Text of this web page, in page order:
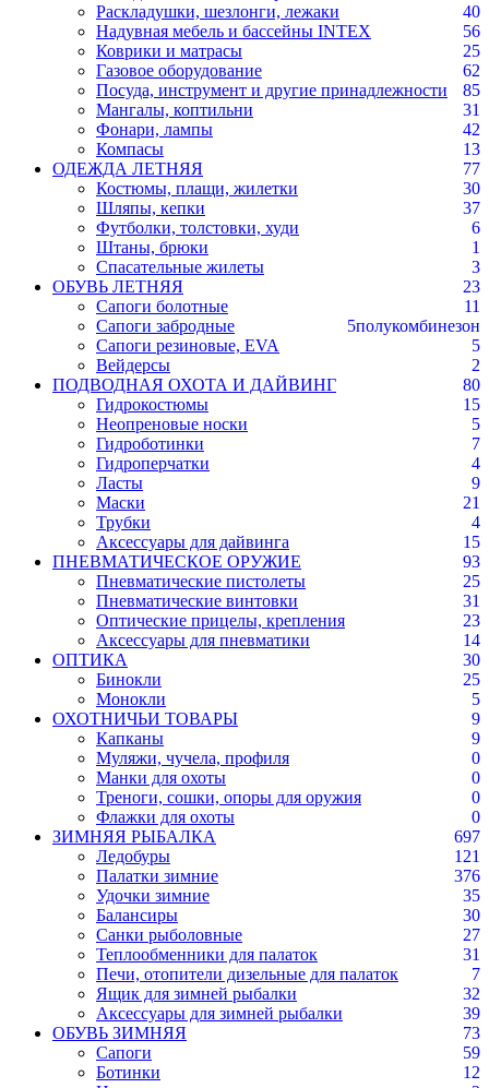
Раскладушки, шезлонги, лежаки
40
Надувная мебель и бассейны INTEX
56
Коврики и матрасы
25
Газовое оборудование
62
Посуда, инструмент и другие принадлежности
85
Мангалы, коптильни
31
Фонари, лампы
42
Компасы
13
ОДЕЖДА ЛЕТНЯЯ
77
Костюмы, плащи, жилетки
30
Шляпы, кепки
37
Футболки, толстовки, худи
6
Штаны, брюки
1
Спасательные жилеты
3
ОБУВЬ ЛЕТНЯЯ
23
Сапоги болотные
11
Сапоги забродные
полукомбинезон
5
Сапоги резиновые, EVA
5
Вейдерсы
2
ПОДВОДНАЯ ОХОТА И ДАЙВИНГ
80
Гидрокостюмы
15
Неопреновые носки
5
Гидроботинки
7
Гидроперчатки
4
Ласты
9
Маски
21
Трубки
4
Аксессуары для дайвинга
15
ПНЕВМАТИЧЕСКОЕ ОРУЖИЕ
93
Пневматические пистолеты
25
Пневматические винтовки
31
Оптические прицелы, крепления
23
Аксессуары для пневматики
14
ОПТИКА
30
Бинокли
25
Монокли
5
ОХОТНИЧЬИ ТОВАРЫ
9
Капканы
9
Муляжи, чучела, профиля
0
Манки для охоты
0
Треноги, сошки, опоры для оружия
0
Флажки для охоты
0
ЗИМНЯЯ РЫБАЛКА
697
Ледобуры
121
Палатки зимние
376
Удочки зимние
35
Балансиры
30
Санки рыболовные
27
Теплообменники для палаток
31
Печи, отопители дизельные для палаток
7
Ящик для зимней рыбалки
32
Аксессуары для зимней рыбалки
39
ОБУВЬ ЗИМНЯЯ
73
Сапоги
59
Ботинки
12